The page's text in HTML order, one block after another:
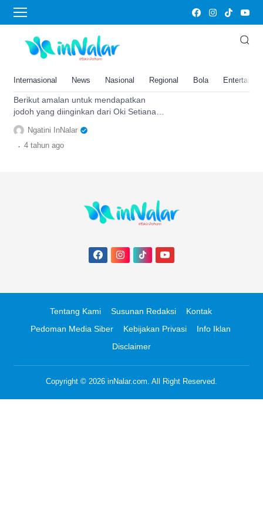
Internasional News Nasional Regional Bola
amalan untuk mendapatkan jodoh
Amalan untuk Mendapatkan
Jodoh yang Diinginkan dari Oki
Dua Hal Ini
Berikut amalan untuk mendapatkan
jodoh yang diinginkan dari Oki Setiana
Dewi, cukup istiqomah membaca bacaan
ini. Simak selengkapnya
Ngatini InNalar
. 4 tahun ago
Tentang Kami Susunan Redaksi
Kontak
Pedoman Media Siber
Kebijakan Privasi
Info Iklan
Disclaimer
Copyright © 2026 inNalar.com. All Right Reserved.